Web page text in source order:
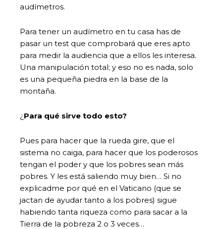
audímetros.
Para tener un audímetro en tu casa has de
pasar un test que comprobará que eres apto
para medir la audiencia que a ellos les interesa.
Una manipulación total; y eso no es nada, solo
es una pequeña piedra en la base de la
montaña.
¿ Para qué sirve todo esto?
Pues para hacer que la rueda gire, que el
sistema no caiga, para hacer que los poderosos
tengan el poder y que los pobres sean más
pobres. Y les está saliendo muy bien… Si no
explicadme por qué en el Vaticano (que se
jactan de ayudar tanto a los pobres) sigue
habiendo tanta riqueza como para sacar a la
Tierra de la pobreza 2 o 3 veces…